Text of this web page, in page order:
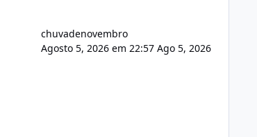
chuvadenovembro
Agosto 5, 2026 em 22:57 Ago 5, 2026